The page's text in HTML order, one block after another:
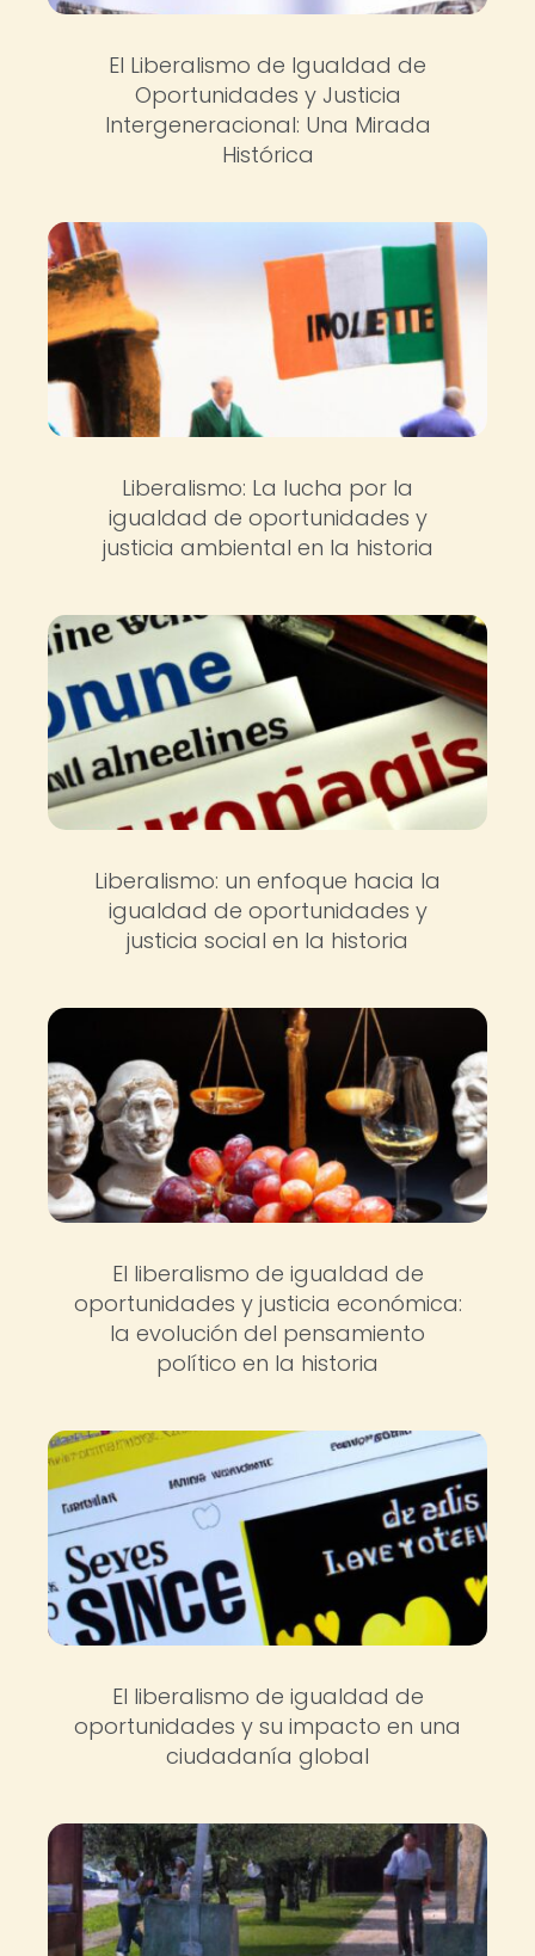
El Liberalismo de Igualdad de
Oportunidades y Justicia
Intergeneracional: Una Mirada
Histórica
Liberalismo: La lucha por la
igualdad de oportunidades y
justicia ambiental en la historia
Liberalismo: un enfoque hacia la
igualdad de oportunidades y
justicia social en la historia
El liberalismo de igualdad de
oportunidades y justicia económica:
la evolución del pensamiento
político en la historia
El liberalismo de igualdad de
oportunidades y su impacto en una
ciudadanía global